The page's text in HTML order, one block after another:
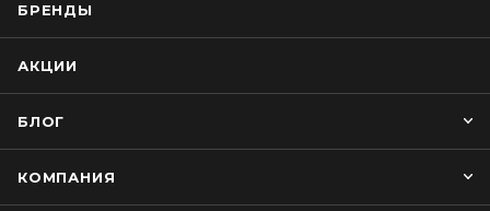
БРЕНДЫ
АКЦИИ
БЛОГ
КОМПАНИЯ